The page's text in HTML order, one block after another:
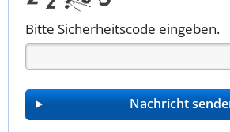
Bitte Sicherheitscode eingeben.